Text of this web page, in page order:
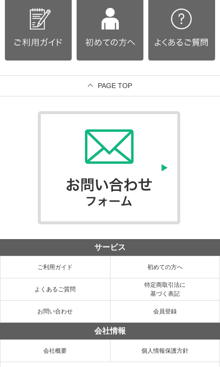
PAGE TOP
サービス
ご利用ガイド 初めての方へ
よくあるご質問
特定商取引法に
基づく表記
お問い合わせ 会員登録
会社情報
会社概要 個人情報保護方針